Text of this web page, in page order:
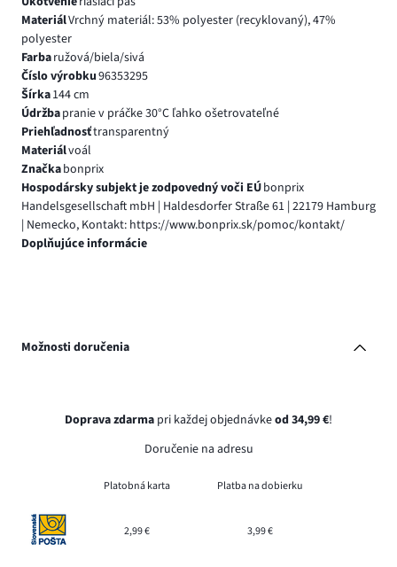
MateriálVrchný materiál: 53% polyester (recyklovaný), 47%
polyester
Farbaružová/biela/sivá
Číslo výrobku96353295
Šírka144 cm
Údržbapranie v práčke 30°C ľahko ošetrovateľné
Priehľadnosťtransparentný
Materiálvoál
Značkabonprix
Hospodársky subjekt je zodpovedný voči EÚbonprix
Handelsgesellschaft mbH | Haldesdorfer Straße 61 | 22179 Hamburg
| Nemecko, Kontakt: https://www.bonprix.sk/pomoc/kontakt/
Doplňujúce informácie
Možnosti doručenia
Doprava zdarma pri každej objednávkeod 34,99 €!
Doručenie na adresu
Platobná karta Platba na dobierku
2,99 € 3,99 €